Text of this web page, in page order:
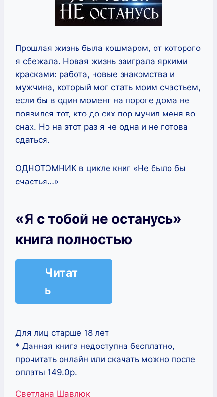
Прошлая жизнь была кошмаром, от которого
я сбежала. Новая жизнь заиграла яркими
красками: работа, новые знакомства и
мужчина, который мог стать моим счастьем,
если бы в один момент на пороге дома не
появился тот, кто до сих пор мучил меня во
снах. Но на этот раз я не одна и не готова
сдаться.
ОДНОТОМНИК в цикле книг «Не было бы
счастья…»
«Я с тобой не останусь»
книга полностью
Читат
ь
Для лиц старше 18 лет
* Данная книга недоступна бесплатно,
прочитать онлайн или скачать можно после
оплаты 149.0р.
Метки
Светлана Шавлюк